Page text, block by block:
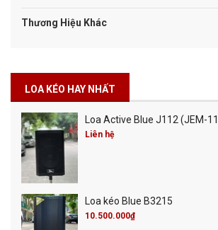
Thương Hiệu Khác
LOA KÉO HAY NHẤT
Loa Active Blue J112 (JEM-
Liên hệ
Loa kéo Blue B3215
10.500.000₫